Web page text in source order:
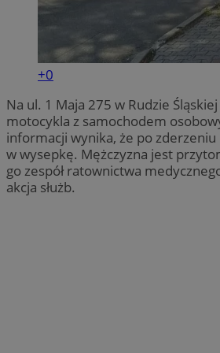
+0
Na ul. 1 Maja 275 w Rudzie
motocykla z samochodem
informacji wynika, że po
w wysepkę. Mężczyzna jest
go zespół ratownictwa
akcja służb.